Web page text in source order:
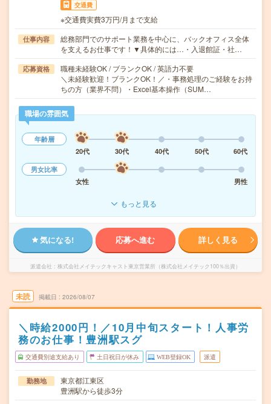
交通費
※交通費実費3万円/月まで支給
仕事内容
総務部門でのサポート業務を中心に、バックオフィス全体
を支えるお仕事です！▼具体的には…・入退館証・社…
応募資格
職種未経験OK / ブランクOK / 英語力不要
＼未経験歓迎！ブランクOK！／・事務処理のご経験をお持
ちの方（業界不問）・Excel基本操作（SUM…
職場の雰囲気
年齢層
20代
30代 40代 50代
60代
男女比率
女性
男性
もっと見る
気になる! 応募へ進む 詳しく見る
派遣会社 株式会社メイテックキャスト東京営業所（株式会社メイテック100％出資）
未読 掲載日 2026/08/07
＼時給2000円！／10月中旬スタート！人事労
務のお仕事！豊洲駅スグ
交通費別途支給あり 土日祝日が休み WEB登録OK 派遣
勤務地
東京都江東区
豊洲駅から徒歩3分